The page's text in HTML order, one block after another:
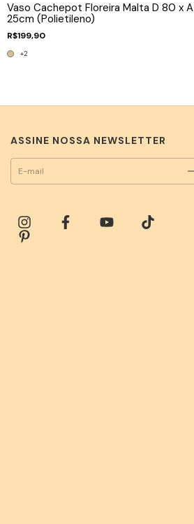
Vaso Cachepot Floreira Malta D 80 x A
25cm (Polietileno)
R$199,90
+2
ASSINE NOSSA NEWSLETTER